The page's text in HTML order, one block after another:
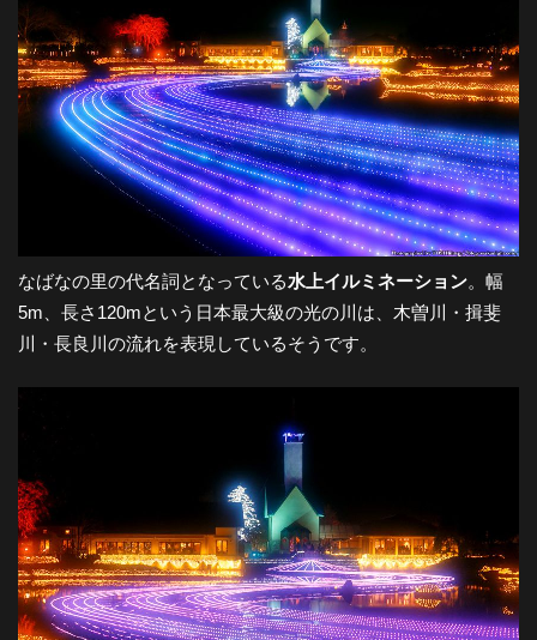
都
市
風
景
なばなの里の代名詞となっている水上イルミネーション。幅
5m、長さ120mという日本最大級の光の川は、木曽川・揖斐
川・長良川の流れを表現しているそうです。